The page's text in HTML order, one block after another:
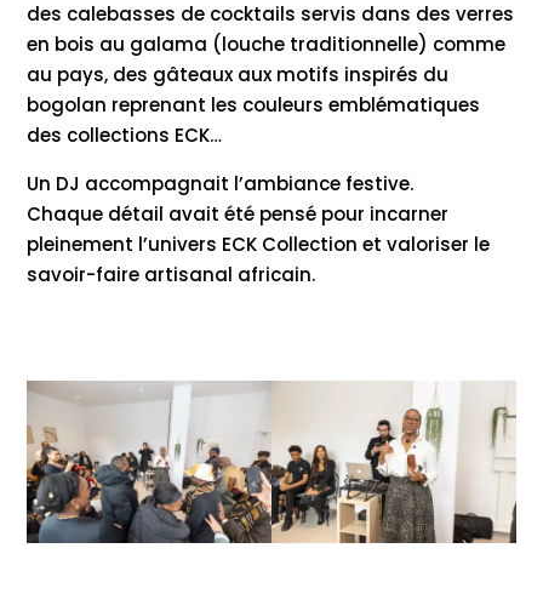
des calebasses de cocktails servis dans des verres
en bois au galama (louche traditionnelle) comme
au pays, des gâteaux aux motifs inspirés du
bogolan reprenant les couleurs emblématiques
des collections ECK…
Un DJ accompagnait l’ambiance festive.
Chaque détail avait été pensé pour incarner
pleinement l’univers ECK Collection et valoriser le
savoir-faire artisanal africain.